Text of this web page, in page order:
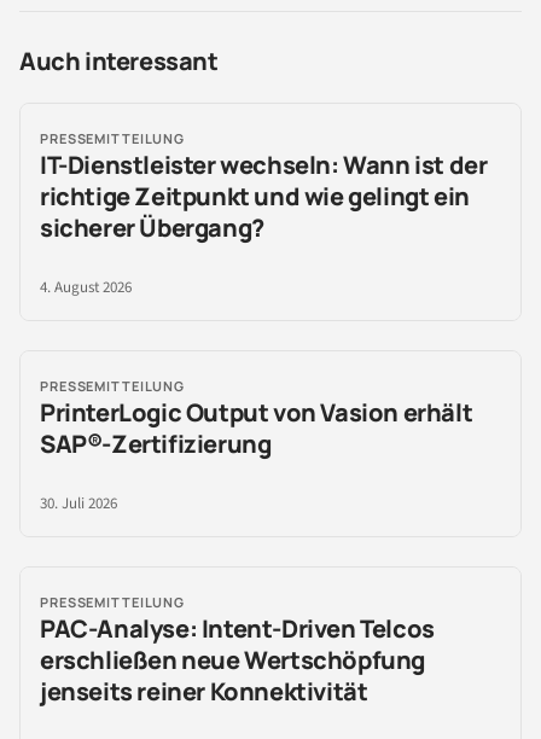
Auch interessant
PRESSEMITTEILUNG
IT-Dienstleister wechseln: Wann ist der
richtige Zeitpunkt und wie gelingt ein
sicherer Übergang?
4. August 2026
PRESSEMITTEILUNG
PrinterLogic Output von Vasion erhält
SAP®-Zertifizierung
30. Juli 2026
PRESSEMITTEILUNG
PAC-Analyse: Intent-Driven Telcos
erschließen neue Wertschöpfung
jenseits reiner Konnektivität